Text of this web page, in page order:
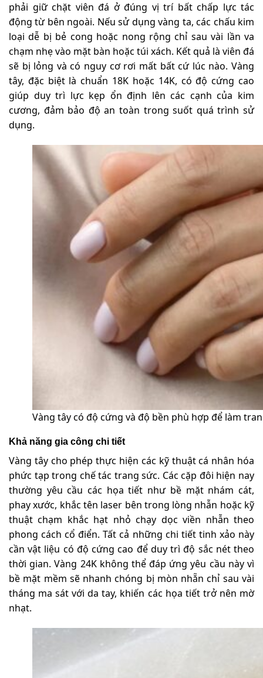
phải giữ chặt viên đá ở đúng vị trí bất chấp lực tác
động từ bên ngoài. Nếu sử dụng vàng ta, các chấu kim
loại dễ bị bẻ cong hoặc nong rộng chỉ sau vài lần va
chạm nhẹ vào mặt bàn hoặc túi xách. Kết quả là viên đá
sẽ bị lỏng và có nguy cơ rơi mất bất cứ lúc nào. Vàng
tây, đặc biệt là chuẩn 18K hoặc 14K, có độ cứng cao
giúp duy trì lực kẹp ổn định lên các cạnh của kim
cương, đảm bảo độ an toàn trong suốt quá trình sử
dụng.
Vàng tây có độ cứng và độ bền phù hợp để làm
Khả năng gia công chi tiết
Vàng tây cho phép thực hiện các kỹ thuật cá nhân hóa
phức tạp trong chế tác trang sức. Các cặp đôi hiện nay
thường yêu cầu các họa tiết như bề mặt nhám cát,
phay xước, khắc tên laser bên trong lòng nhẫn hoặc kỹ
thuật chạm khắc hạt nhỏ chạy dọc viền nhẫn theo
phong cách cổ điển. Tất cả những chi tiết tinh xảo này
cần vật liệu có độ cứng cao để duy trì độ sắc nét theo
thời gian. Vàng 24K không thể đáp ứng yêu cầu này vì
bề mặt mềm sẽ nhanh chóng bị mòn nhẵn chỉ sau vài
tháng ma sát với da tay, khiến các họa tiết trở nên mờ
nhạt.